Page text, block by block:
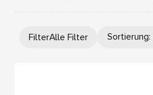
FilterAlle Filter Sortierung: